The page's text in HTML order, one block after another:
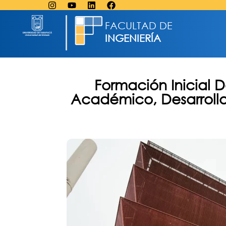
FACULTAD DE
INGENIERÍA
Formación Inicial
Académico,